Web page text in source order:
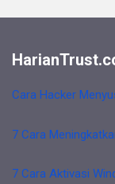
Cara Hacker
7 Cara
7 Cara Aktivasi